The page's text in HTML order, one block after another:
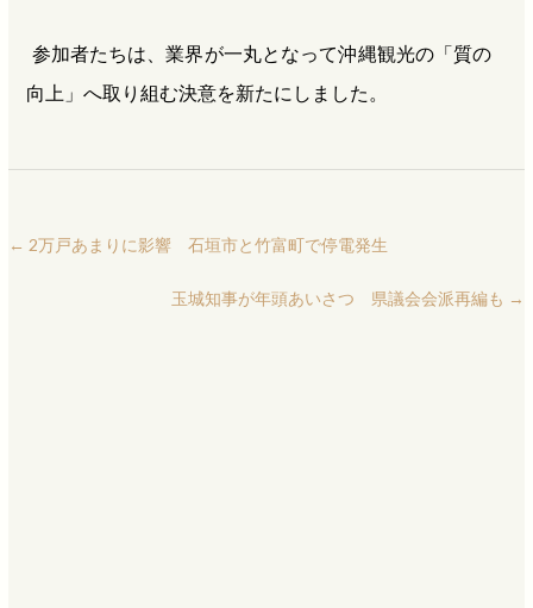
参加者たちは、業界が一丸となって沖縄観光の「質の
向上」へ取り組む決意を新たにしました。
← 2万戸あまりに影響 石垣市と竹富町で停電発生
玉城知事が年頭あいさつ 県議会会派再編も →